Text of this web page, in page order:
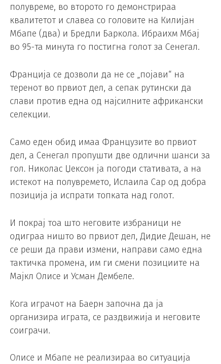
полувреме, во второто го демонстрираа
квалитетот и славеа со головите на Килијан
Мбапе (два) и Бредли Баркола. Ибраихм Мбај
во 95-та минута го постигна голот за Сенегал.
Франција се дозволи да не се „појави“ на
теренот во првиот дел, а сепак рутински да
слави против една од најсилните африкански
селекции.
Само еден обид имаа Французите во првиот
дел, а Сенегал пропушти две одлични шанси за
гол. Николас Џексон ја погоди стативата, а на
истекот на полувремето, Ислаила Сар од добра
позиција ја испрати топката над голот.
И покрај тоа што неговите избраници не
одиграа ништо во првиот дел, Дидие Дешан, не
се реши да прави измени, направи само една
тактичка промена, им ги смени позициите на
Мајкл Олисе и Усман Дембеле.
Кога играчот на Баерн започна да ја
организира играта, се раздвижија и неговите
соиграчи.
Олисе и Мбапе не реализираа во ситуација